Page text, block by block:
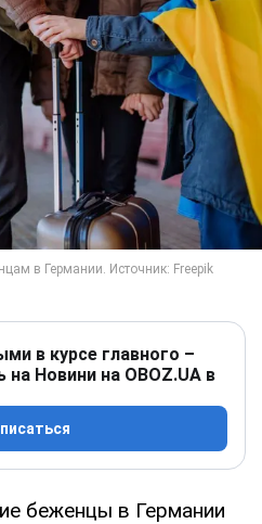
в курсе главного –
на Новини на OBOZ.UA в
беженцы в Германии